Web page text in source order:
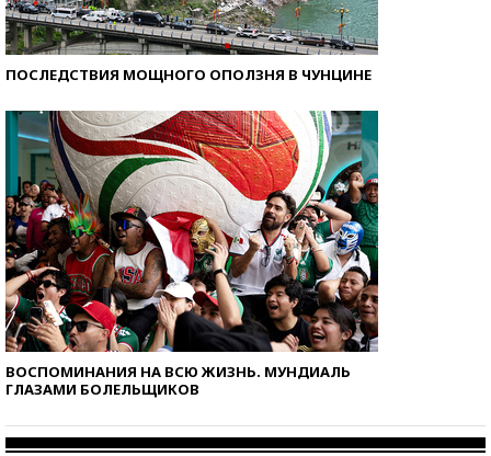
ПОСЛЕДСТВИЯ МОЩНОГО ОПОЛЗНЯ В ЧУНЦИНЕ
ВОСПОМИНАНИЯ НА ВСЮ ЖИЗНЬ. МУНДИАЛЬ
ГЛАЗАМИ БОЛЕЛЬЩИКОВ